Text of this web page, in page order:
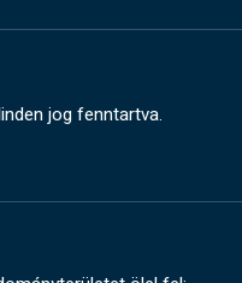
jog fenntartva.